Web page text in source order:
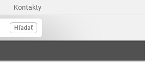
Kontakty
Hľadať